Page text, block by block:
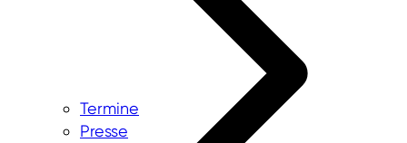
Termine
Presse